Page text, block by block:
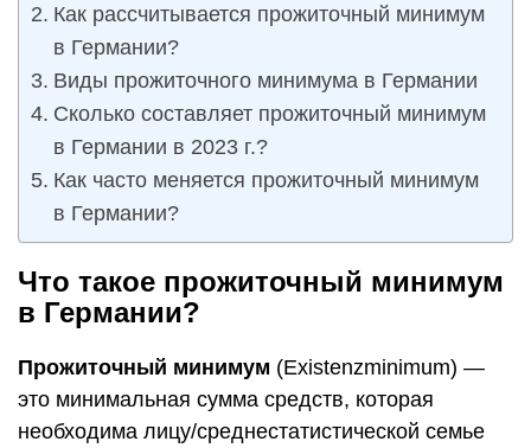
Как рассчитывается прожиточный минимум
в Германии?
Виды прожиточного минимума в Германии
Сколько составляет прожиточный минимум
в Германии в 2023 г.?
Как часто меняется прожиточный минимум
в Германии?
Что такое прожиточный минимум
в Германии?
Прожиточный минимум (Existenzminimum) —
это минимальная сумма средств, которая
необходима лицу/среднестатистической семье